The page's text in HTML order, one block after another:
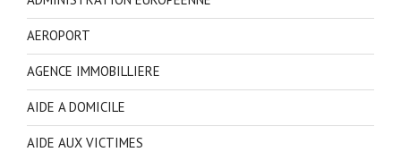
AEROPORT
AGENCE IMMOBILLIERE
AIDE A DOMICILE
AIDE AUX VICTIMES